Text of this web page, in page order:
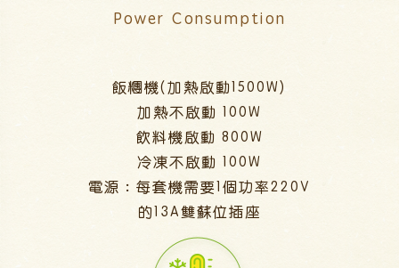
Power Consumption
飯糰機(加熱啟動1500W)
加熱不啟動 100W
飲料機啟動 800W
冷凍不啟動 100W
電源：每套機需要1個功率220V
的13A雙蘇位插座